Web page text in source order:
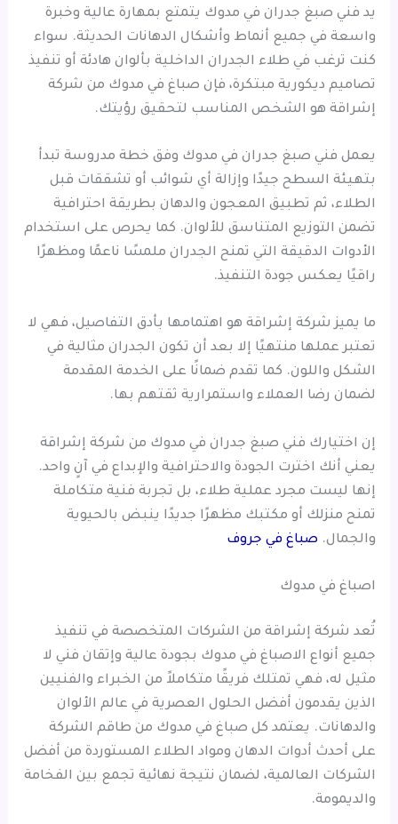
يد فني صبغ جدران في مدوك يتمتع بمهارة عالية وخبرة
واسعة في جميع أنماط وأشكال الدهانات الحديثة. سواء
كنت ترغب في طلاء الجدران الداخلية بألوان هادئة أو تنفيذ
تصاميم ديكورية مبتكرة، فإن صباغ في مدوك من شركة
إشراقة هو الشخص المناسب لتحقيق رؤيتك.
يعمل فني صبغ جدران في مدوك وفق خطة مدروسة تبدأ
بتهيئة السطح جيدًا وإزالة أي شوائب أو تشققات قبل
الطلاء، ثم تطبيق المعجون والدهان بطريقة احترافية
تضمن التوزيع المتناسق للألوان. كما يحرص على استخدام
الأدوات الدقيقة التي تمنح الجدران ملمسًا ناعمًا ومظهرًا
راقيًا يعكس جودة التنفيذ.
ما يميز شركة إشراقة هو اهتمامها بأدق التفاصيل، فهي لا
تعتبر عملها منتهيًا إلا بعد أن تكون الجدران مثالية في
الشكل واللون. كما تقدم ضمانًا على الخدمة المقدمة
لضمان رضا العملاء واستمرارية ثقتهم بها.
إن اختيارك فني صبغ جدران في مدوك من شركة إشراقة
يعني أنك اخترت الجودة والاحترافية والإبداع في آنٍ واحد.
إنها ليست مجرد عملية طلاء، بل تجربة فنية متكاملة
تمنح منزلك أو مكتبك مظهرًا جديدًا ينبض بالحيوية
والجمال. صباغ في جروف
اصباغ في مدوك
تُعد شركة إشراقة من الشركات المتخصصة في تنفيذ
جميع أنواع الاصباغ في مدوك بجودة عالية وإتقان فني لا
مثيل له، فهي تمتلك فريقًا متكاملاً من الخبراء والفنيين
الذين يقدمون أفضل الحلول العصرية في عالم الألوان
والدهانات. يعتمد كل صباغ في مدوك من طاقم الشركة
على أحدث أدوات الدهان ومواد الطلاء المستوردة من أفضل
الشركات العالمية، لضمان نتيجة نهائية تجمع بين الفخامة
والديمومة.